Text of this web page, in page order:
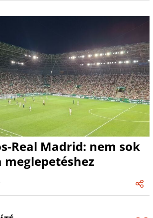
Real Madrid: nem sok